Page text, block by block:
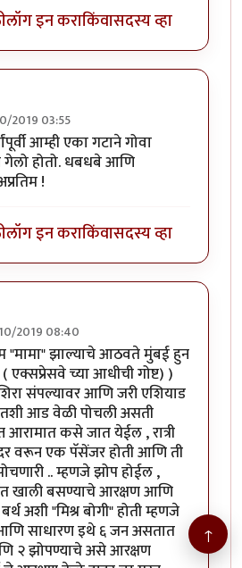
लॉग इन कराकिंवासदस्य व्हा
2019 03:55
आम्ही एका गटाने गोवा
गेलो होतो. धबधबे आणि
!
लॉग इन कराकिंवासदस्य व्हा
2019 08:40
"मामा" झाल्याचे आठवते मुंबई हुन
एक्सप्रेसवे च्या आधीची गोष्ट) )
संपल्यावर आणि जरी एशियाड
आड वेळी पोचली असती
आरामात कसे जात येईल , रात्री
वरून एक पॅसेंजर होती आणि ती
.. म्हणजे झोप होईल ,
खाली बसण्याचे आरक्षण आणि
अशी "मिश्र बोगी" होती म्हणजे
आणि साधारण इथे ६ जन असतात
२ झोपण्याचे असे आरक्षण
↑